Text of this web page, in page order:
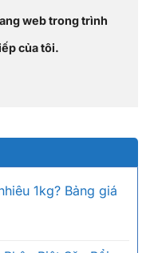
web trong trình
của tôi.
1kg? Bảng giá